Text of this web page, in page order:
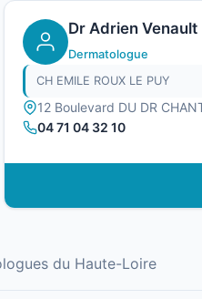
Dr Adrien Venault
Dermatologue
CH EMILE ROUX LE PUY
12 Boulevard DU DR
04 71 04 32 10
du Haute-Loire